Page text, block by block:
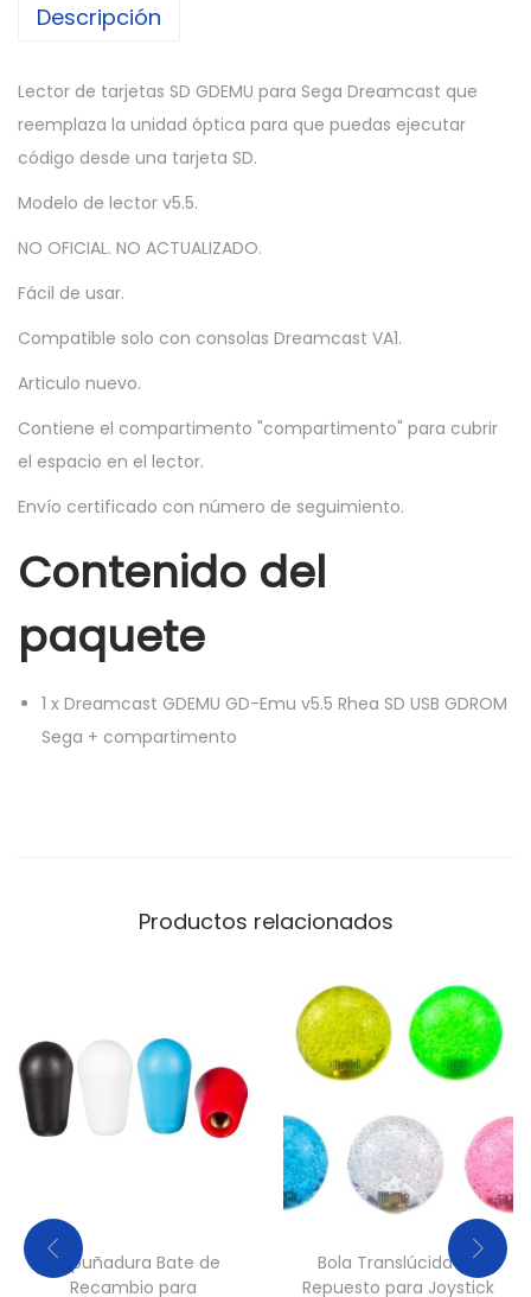
Descripción
Lector de tarjetas SD GDEMU para Sega Dreamcast que
reemplaza la unidad óptica para que puedas ejecutar
código desde una tarjeta SD.
Modelo de lector v5.5.
NO OFICIAL. NO ACTUALIZADO.
Fácil de usar.
Compatible solo con consolas Dreamcast VA1.
Articulo nuevo.
Contiene el compartimento "compartimento" para cubrir
el espacio en el lector.
Envío certificado con número de seguimiento.
Contenido del
paquete
1 x Dreamcast GDEMU GD-Emu v5.5 Rhea SD USB GDROM
Sega + compartimento
Productos relacionados
Empuñadura Bate de
Recambio para
Bola Translúcida de
Repuesto para Joystick